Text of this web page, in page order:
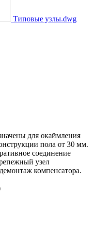
Типовые узлы.dwg
для окаймления
пола от 30 мм.
соединение
узел
компенсатора.